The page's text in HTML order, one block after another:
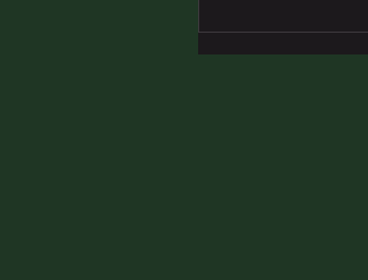
度迎接將來走